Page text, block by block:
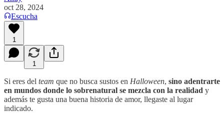
oct 28, 2024
Escucha
1
1
Si eres del team que no busca sustos en Halloween, sino adentrarte
en mundos donde lo sobrenatural se mezcla con la realidad y
además te gusta una buena historia de amor, llegaste al lugar
indicado.